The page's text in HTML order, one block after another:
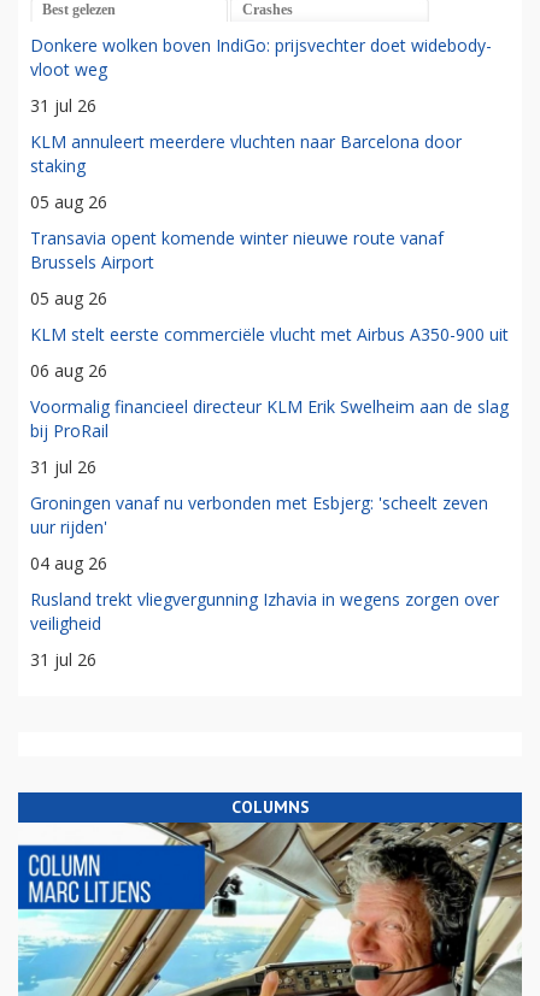
Best gelezen Crashes
Donkere wolken boven IndiGo: prijsvechter doet widebody-
vloot weg
31 jul 26
KLM annuleert meerdere vluchten naar Barcelona door
staking
05 aug 26
Transavia opent komende winter nieuwe route vanaf
Brussels Airport
05 aug 26
KLM stelt eerste commerciële vlucht met Airbus A350-900 uit
06 aug 26
Voormalig financieel directeur KLM Erik Swelheim aan de slag
bij ProRail
31 jul 26
Groningen vanaf nu verbonden met Esbjerg: 'scheelt zeven
uur rijden'
04 aug 26
Rusland trekt vliegvergunning Izhavia in wegens zorgen over
veiligheid
31 jul 26
COLUMNS